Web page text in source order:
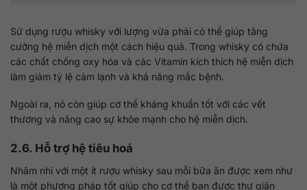
Sử dụng rượu whisky với lượng vừa phải có thể giúp tăng
cường hệ miễn dịch một cách hiệu quả. Trong whisky có chứa
các chất chống oxy hóa và các Vitamin kích thích hệ miễn dịch
làm giảm tỷ lệ cảm lạnh và khả năng mắc bệnh.
Ngoài ra, nó còn giúp cơ thể kháng khuẩn tốt với các vết
thương và nâng cao sự khỏe mạnh cho hệ miễn dịch.
2.6. Hỗ trợ hệ tiêu hoá
Nhâm nhi với một ít rượu whisky sau mỗi bữa ăn được xem như
là một phương pháp tốt giúp cho cơ thể bạn được thư giãn